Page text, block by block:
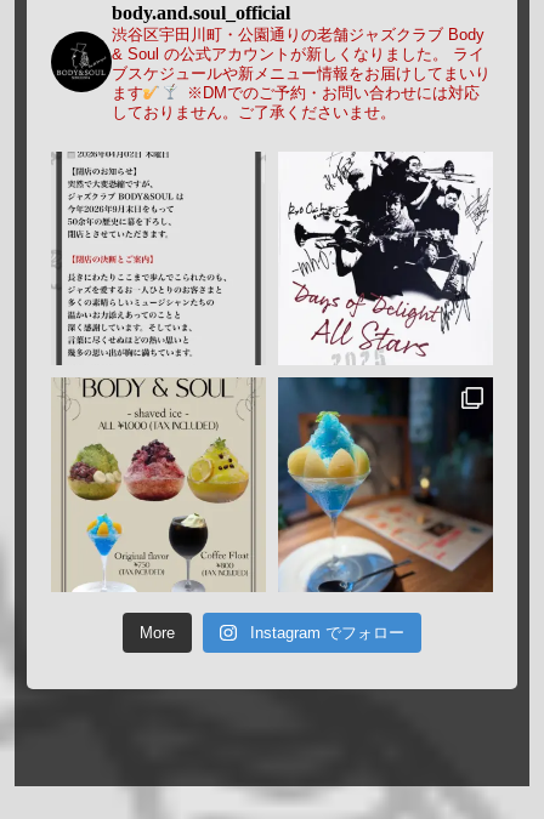
body.and.soul_official
渋谷区宇田川町・公園通りの老舗ジャズクラブ Body
& Soul の公式アカウントが新しくなりました。
ライ
ブスケジュールや新メニュー情報をお届けしてまいり
ます
※DMでのご予約・お問い合わせには対応
しておりません。ご了承くださいませ。
More Instagram でフォロー